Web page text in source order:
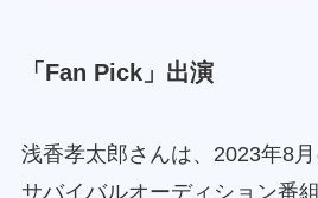
「 Fan Pick」出演
浅香孝太郎さんは、2023年8
サバイバルオーディション番組